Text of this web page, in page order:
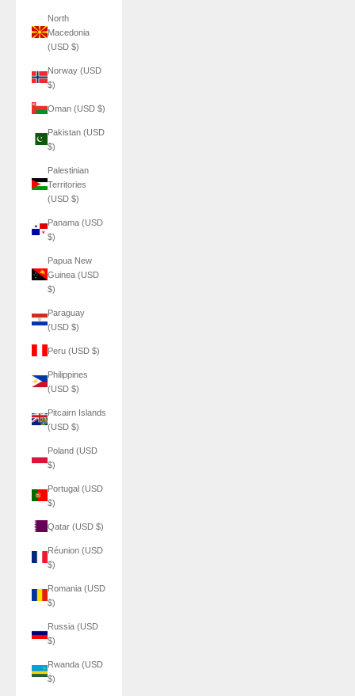
North
Macedonia
(USD $)
Norway (USD
$)
Oman (USD $)
Pakistan (USD
$)
Palestinian
Territories
(USD $)
Panama (USD
$)
Papua New
Guinea (USD
$)
Paraguay
(USD $)
Peru (USD $)
Philippines
(USD $)
Pitcairn Islands
(USD $)
Poland (USD
$)
Portugal (USD
$)
Qatar (USD $)
Réunion (USD
$)
Romania (USD
$)
Russia (USD
$)
Rwanda (USD
$)